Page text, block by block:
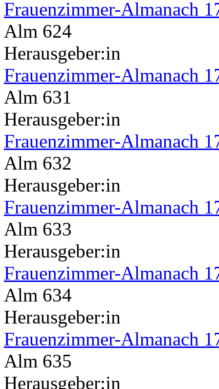
Frauenzimmer-Almanach
Alm 624
Herausgeber:in
Frauenzimmer-Almanach
Alm 631
Herausgeber:in
Frauenzimmer-Almanach
Alm 632
Herausgeber:in
Frauenzimmer-Almanach
Alm 633
Herausgeber:in
Frauenzimmer-Almanach
Alm 634
Herausgeber:in
Frauenzimmer-Almanach
Alm 635
Herausgeber:in